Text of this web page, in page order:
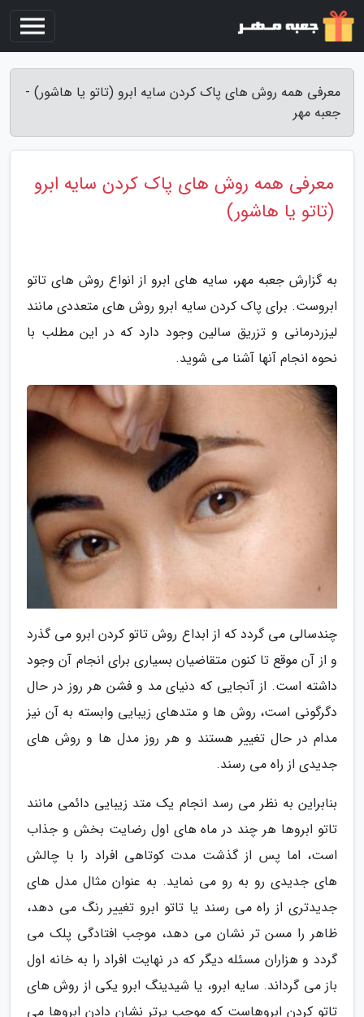
معرفی همه روش های پاک کردن سایه ابرو (تاتو یا هاشور) -
جعبه مهر
معرفی همه روش های پاک کردن سایه ابرو
(تاتو یا هاشور)
به گزارش جعبه مهر، سایه های ابرو از انواع روش های تاتو
ابروست. برای پاک کردن سایه ابرو روش های متعددی مانند
لیزردرمانی و تزریق سالین وجود دارد که در این مطلب با
نحوه انجام آنها آشنا می شوید.
چندسالی می گردد که از ابداع روش تاتو کردن ابرو می گذرد
و از آن موقع تا کنون متقاضیان بسیاری برای انجام آن وجود
داشته است. از آنجایی که دنیای مد و فشن هر روز در حال
دگرگونی است، روش ها و متدهای زیبایی وابسته به آن نیز
مدام در حال تغییر هستند و هر روز مدل ها و روش های
جدیدی از راه می رسند.
بنابراین به نظر می رسد انجام یک متد زیبایی دائمی مانند
تاتو ابروها هر چند در ماه های اول رضایت بخش و جذاب
است، اما پس از گذشت مدت کوتاهی افراد را با چالش
های جدیدی رو به رو می نماید. به عنوان مثال مدل های
جدیدتری از راه می رسند یا تاتو ابرو تغییر رنگ می دهد،
ظاهر را مسن تر نشان می دهد، موجب افتادگی پلک می
گردد و هزاران مسئله دیگر که در نهایت افراد را به خانه اول
باز می گرداند. سایه ابرو، یا شیدینگ ابرو یکی از روش های
تاتو کردن ابروهاست که موجب پرتر نشان دادن ابروها می